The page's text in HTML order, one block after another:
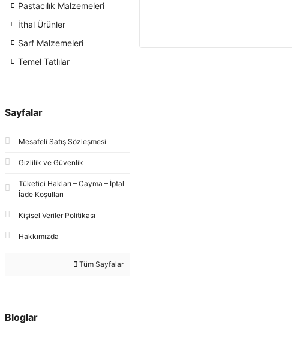
Pastacılık Malzemeleri
İthal Ürünler
Sarf Malzemeleri
Temel Tatlılar
Sayfalar
Mesafeli Satış Sözleşmesi
Gizlilik ve Güvenlik
Tüketici Hakları – Cayma – İptal
İade Koşulları
Kişisel Veriler Politikası
Hakkımızda
Tüm Sayfalar
Bloglar